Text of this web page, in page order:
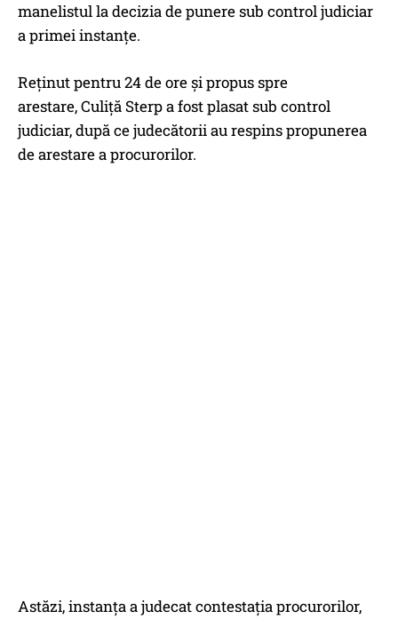
manelistul la decizia de punere sub control judiciar
a primei instanțe.
Reţinut pentru 24 de ore şi propus spre
arestare, Culiţă Sterp a fost plasat sub control
judiciar, după ce judecătorii au respins propunerea
de arestare a procurorilor.
Astăzi, instanţa a judecat contestaţia procurorilor,